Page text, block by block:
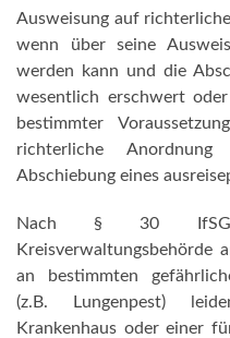
Ausweisung auf
wenn über seine
werden kann und die
wesentlich erschwert
bestimmter
richterliche
Abschiebung eines
Nach § 30 IfSG
Kreisverwaltungsbehörde
an bestimmten
(z.B. Lungenpest)
Krankenhaus oder einer